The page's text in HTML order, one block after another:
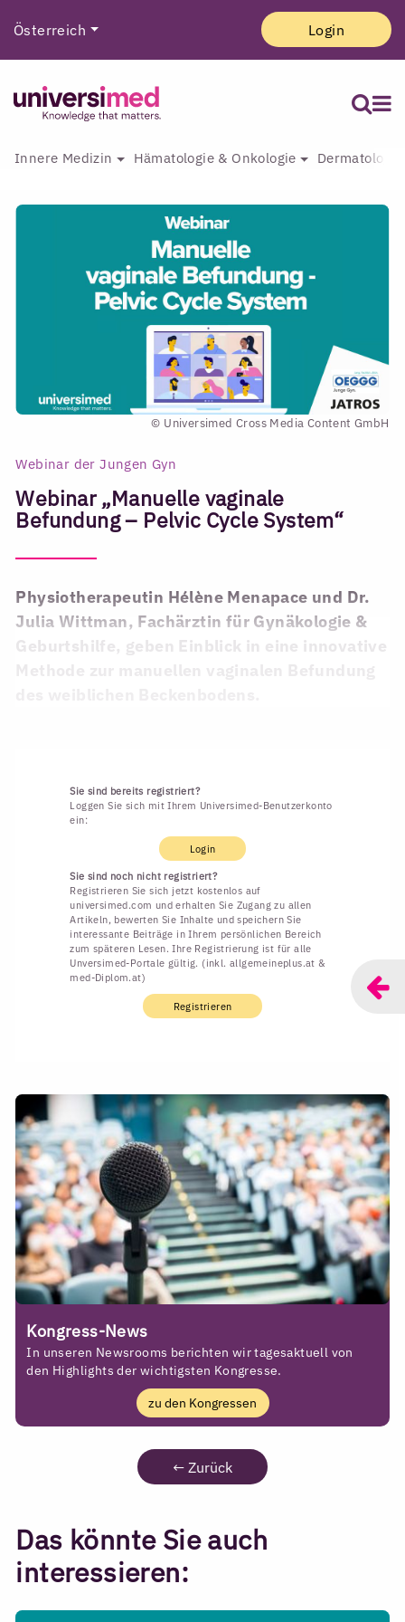
Österreich Login
Innere Medizin Hämatologie & Onkologie
© Universimed Cross Media Content GmbH
Webinar der Jungen Gyn
Webinar „Manuelle vaginale
Befundung – Pelvic Cycle System“
Physiotherapeutin Hélène Menapace und Dr.
Julia Wittman, Fachärztin für Gynäkologie &
Geburtshilfe, geben Einblick in eine innovative
Sie sind bereits registriert?
Loggen Sie sich mit Ihrem Universimed-Benutzerkonto
ein:
Login
Sie sind noch nicht registriert?
Registrieren Sie sich jetzt kostenlos auf
universimed.com und erhalten Sie Zugang zu allen
Artikeln, bewerten Sie Inhalte und speichern Sie
interessante Beiträge in Ihrem persönlichen Bereich
zum späteren Lesen. Ihre Registrierung ist für alle
Unversimed-Portale gültig. (inkl. allgemeineplus.at &
med-Diplom.at)
Registrieren
Kongress-News
In unseren Newsrooms berichten wir tagesaktuell von
den Highlights der wichtigsten Kongresse.
zu den Kongressen
← Zurück
Das könnte Sie auch
interessieren: